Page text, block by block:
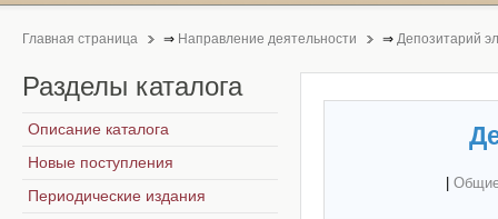
Главная страница ⇒ Направление деятельности ⇒ Депозитарий
Разделы каталога
Описание каталога
Новые поступления
Периодические издания